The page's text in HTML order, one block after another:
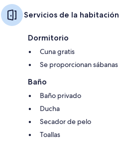
Servicios de la habitación
Dormitorio
Cuna gratis
Se proporcionan sábanas
Baño
Baño privado
Ducha
Secador de pelo
Toallas